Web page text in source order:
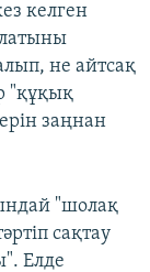
келген
не айтсақ
"құқық
заңнан
"шолақ
сақтау
Елде